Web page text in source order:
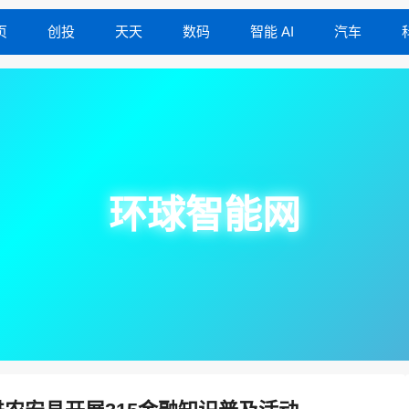
创投 天天 数码 智能 AI 汽车
环球智能网